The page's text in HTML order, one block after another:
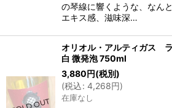
の琴線に響くような、なん
エキス感、滋味深…
オリオル・アルティガス
白 微発泡 750ml
3,880円(税別)
(税込: 4,268円)
在庫なし